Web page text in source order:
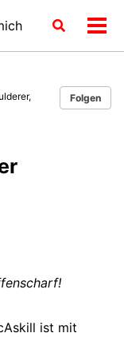
Toggle
Folgen
ist mit